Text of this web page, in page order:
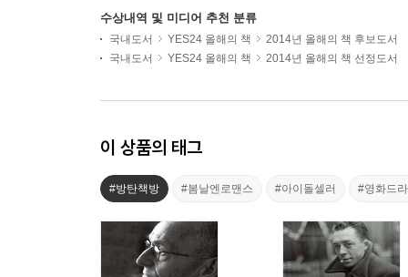
수상내역 및 미디어 추천 분류
국내도서 YES24 올해의 책
2014년 올해의 책 후보도서
국내도서
YES24 올해의 책 2014년 올해의 책 선정도서
이 상품의 태그
#방탄책방 #봄날엔로맨스 #아이돌셀러 #영화드